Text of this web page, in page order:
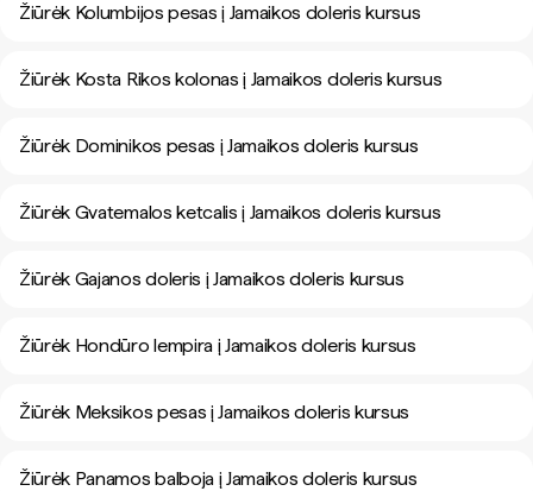
Žiūrėk Kolumbijos pesas į Jamaikos doleris kursus
Žiūrėk Kosta Rikos kolonas į Jamaikos doleris kursus
Žiūrėk Dominikos pesas į Jamaikos doleris kursus
Žiūrėk Gvatemalos ketcalis į Jamaikos doleris kursus
Žiūrėk Gajanos doleris į Jamaikos doleris kursus
Žiūrėk Hondūro lempira į Jamaikos doleris kursus
Žiūrėk Meksikos pesas į Jamaikos doleris kursus
Žiūrėk Panamos balboja į Jamaikos doleris kursus